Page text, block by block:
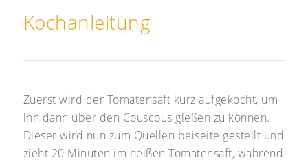
Kochanleitung
Zuerst wird der Tomatensaft kurz aufgekocht, um
ihn dann über den Couscous gießen zu können.
Dieser wird nun zum Quellen beiseite gestellt und
zieht 20 Minuten im heißen Tomatensaft, während